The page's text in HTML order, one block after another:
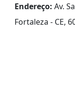
Endereço: Av.
Fortaleza - CE,